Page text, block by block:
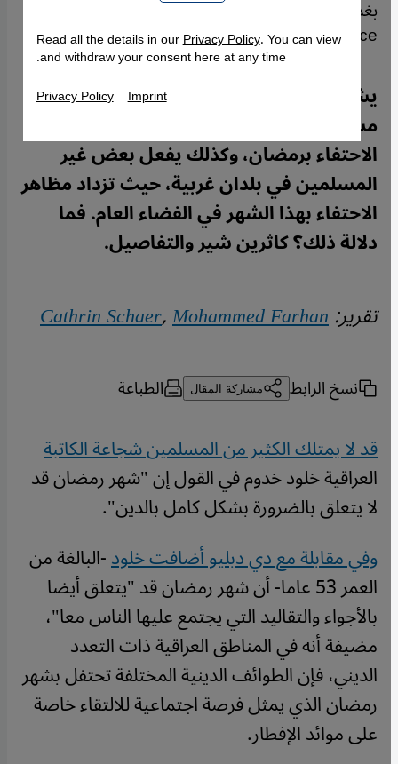
Sudani/AA/picture alliance
يشارك بعض غير المسلمين -خاصةً من
مسيحيي الشرق الأوسط- المسلمين في
الاحتفاء برمضان، وكذلك يفعل بعض غير
المسلمين في بلدان غربية، حيث تزداد مظاهر
الاحتفاء بهذا الشهر في الفضاء العام. فما
دلالة ذلك؟ كاثرين شير والتفاصيل.
تقرير: Cathrin Schaer,Mohammed Farhan
نسخ الرابط مشاركة المقال الطباعة
قد لا يمتلك الكثير من المسلمين شجاعة الكاتبة
العراقية خلود خدوم في القول إن "شهر رمضان قد
لا يتعلق بالضرورة بشكل كامل بالدين".
وفي مقابلة مع دي دبليو أضافت خلود-البالغة من
العمر 53 عاما- أن شهر رمضان قد "يتعلق أيضا
بالأجواء والتقاليد التي يجتمع عليها الناس معا"،
مضيفة أنه في المناطق العراقية ذات التعدد
الديني، فإن الطوائف الدينية المختلفة تحتفل بشهر
رمضان الذي يمثل فرصة اجتماعية للالتقاء خاصة
على موائد الإفطار.
Read all the details in ourPrivacy Policy. You can view
and withdraw your consent here at any time.
Privacy Policy Imprint